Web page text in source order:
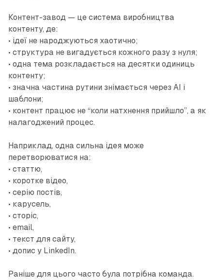
Контент-завод — це система виробництва
контенту, де:
• ідеї не народжуються хаотично;
• структура не вигадується кожного разу з нуля;
• одна тема розкладається на десятки одиниць
контенту;
• значна частина рутини знімається через AI і
шаблони;
• контент працює не “коли натхнення прийшло”, а як
налагоджений процес.
Наприклад, одна сильна ідея може
перетворюватися на:
• статтю,
• коротке відео,
• серію постів,
• карусель,
• сторіс,
• email,
• текст для сайту,
• допис у LinkedIn.
Раніше для цього часто була потрібна команда.